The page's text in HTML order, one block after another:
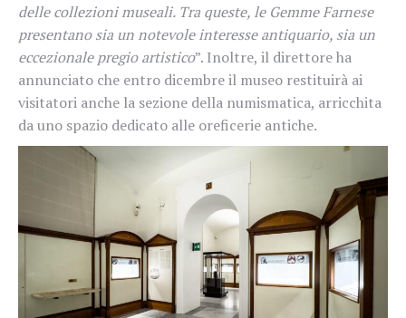
delle collezioni museali. Tra queste, le Gemme Farnese
presentano sia un notevole interesse antiquario, sia un
eccezionale pregio artistico”. Inoltre, il direttore ha
annunciato che entro dicembre il museo restituirà ai
visitatori anche la sezione della numismatica, arricchita
da uno spazio dedicato alle oreficerie antiche.